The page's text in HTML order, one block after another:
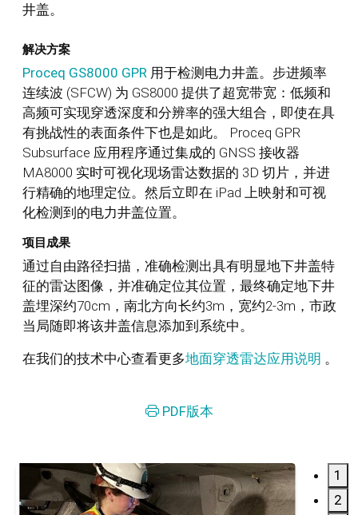
井盖。
解决方案
Proceq GS8000 GPR 用于检测电力井盖。步进频率
连续波 (SFCW) 为 GS8000 提供了超宽带宽：低频和
高频可实现穿透深度和分辨率的强大组合，即使在具
有挑战性的表面条件下也是如此。 Proceq GPR
Subsurface 应用程序通过集成的 GNSS 接收器
MA8000 实时可视化现场雷达数据的 3D 切片，并进
行精确的地理定位。然后立即在 iPad 上映射和可视
化检测到的电力井盖位置。
项目成果
通过自由路径扫描，准确检测出具有明显地下井盖特
征的雷达图像，并准确定位其位置，最终确定地下井
盖埋深约70cm，南北方向长约3m，宽约2-3m，市政
当局随即将该井盖信息添加到系统中。
在我们的技术中心查看更多地面穿透雷达应用说明 。
PDF版本
1
2